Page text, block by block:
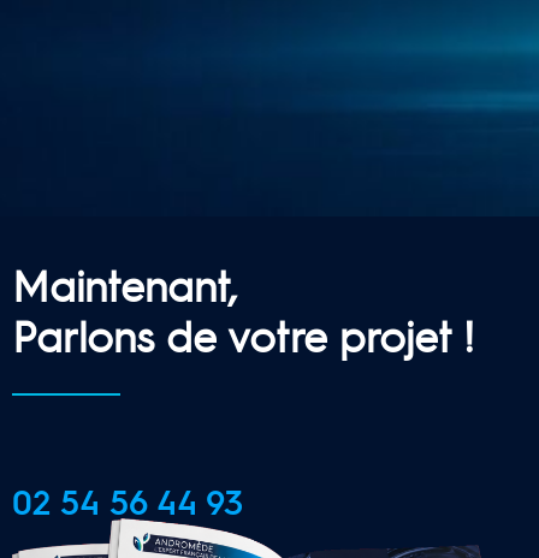
Maintenant,
Parlons de votre projet !
02 54 56 44 93